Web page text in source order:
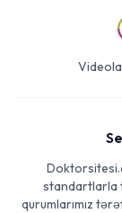
standartlarla
qurumlarımız